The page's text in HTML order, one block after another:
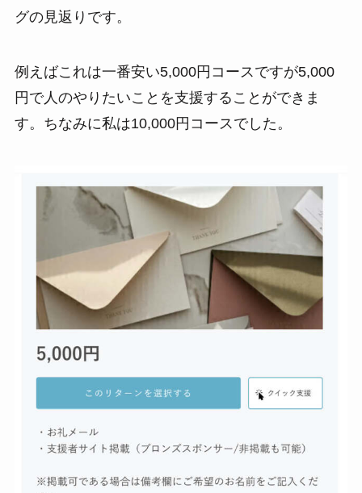
グの見返りです。
例えばこれは一番安い5,000円コースですが5,000
円で人のやりたいことを支援することができま
す。ちなみに私は10,000円コースでした。